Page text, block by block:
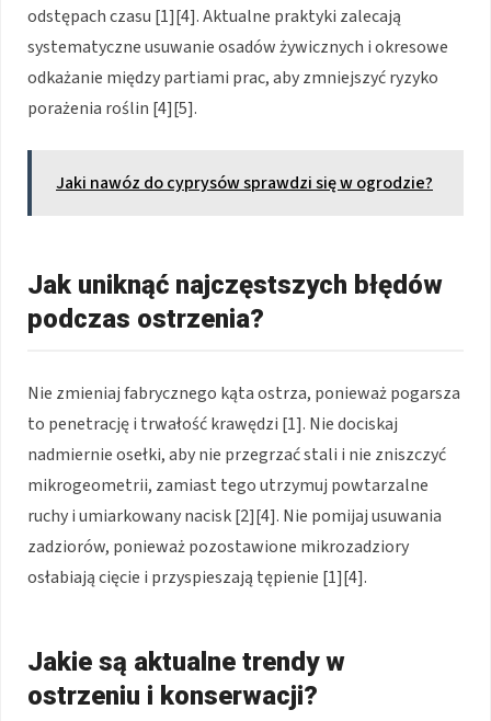
odstępach czasu [1][4]. Aktualne praktyki zalecają
systematyczne usuwanie osadów żywicznych i okresowe
odkażanie między partiami prac, aby zmniejszyć ryzyko
porażenia roślin [4][5].
Jaki nawóz do cyprysów sprawdzi się w ogrodzie?
Jak uniknąć najczęstszych błędów
podczas ostrzenia?
Nie zmieniaj fabrycznego kąta ostrza, ponieważ pogarsza
to penetrację i trwałość krawędzi [1]. Nie dociskaj
nadmiernie osełki, aby nie przegrzać stali i nie zniszczyć
mikrogeometrii, zamiast tego utrzymuj powtarzalne
ruchy i umiarkowany nacisk [2][4]. Nie pomijaj usuwania
zadziorów, ponieważ pozostawione mikrozadziory
osłabiają cięcie i przyspieszają tępienie [1][4].
Jakie są aktualne trendy w
ostrzeniu i konserwacji?